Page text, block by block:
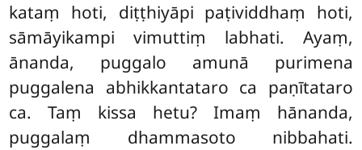
kataṃ hoti, diṭṭhiyāpi paṭividdhaṃ hoti,
sāmāyikampi vimuttiṃ labhati. Ayaṃ,
ānanda, puggalo amunā purimena
puggalena abhikkantataro ca paṇītataro
ca. Taṃ kissa hetu? Imaṃ hānanda,
puggalaṃ dhammasoto nibbahati.